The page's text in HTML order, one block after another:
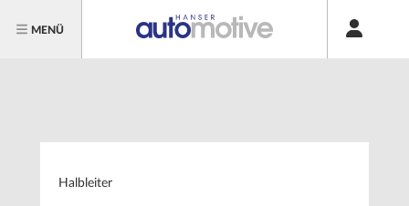
MENÜ
Halbleiter